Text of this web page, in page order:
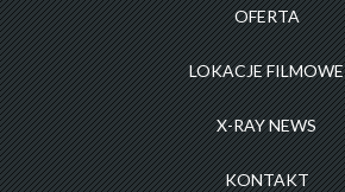
OFERTA
LOKACJE FILMOWE
X-RAY NEWS
KONTAKT